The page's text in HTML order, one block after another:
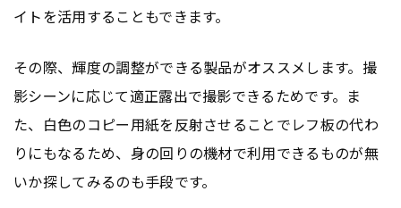
イトを活用することもできます。
その際、輝度の調整ができる製品がオススメします。撮
影シーンに応じて適正露出で撮影できるためです。ま
た、白色のコピー用紙を反射させることでレフ板の代わ
りにもなるため、身の回りの機材で利用できるものが無
いか探してみるのも手段です。